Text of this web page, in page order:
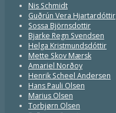
Nis Schmidt
Guðrún Vera Hjartardóttir
Sossa Björnsdottir
Bjarke Regn Svendsen
Helga Kristmundsdóttir
Mette Skov Mærsk
Amariel Norðoy
Henrik Scheel Andersen
Hans Pauli Olsen
Marius Olsen
Torbjørn Olsen